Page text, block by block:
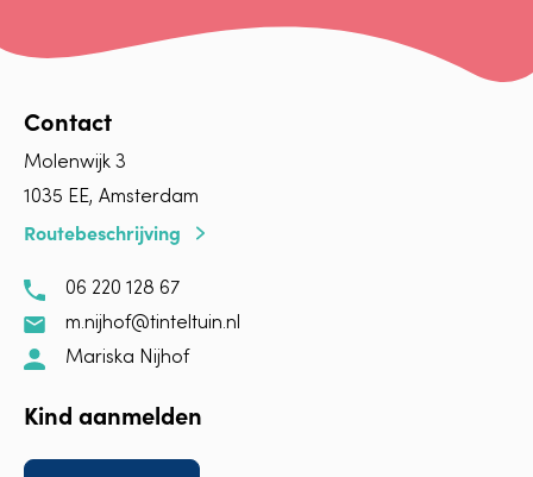
Contact
Molenwijk 3
1035 EE, Amsterdam
Routebeschrijving
06 220 128 67
m.nijhof@tinteltuin.nl
Mariska Nijhof
Kind aanmelden